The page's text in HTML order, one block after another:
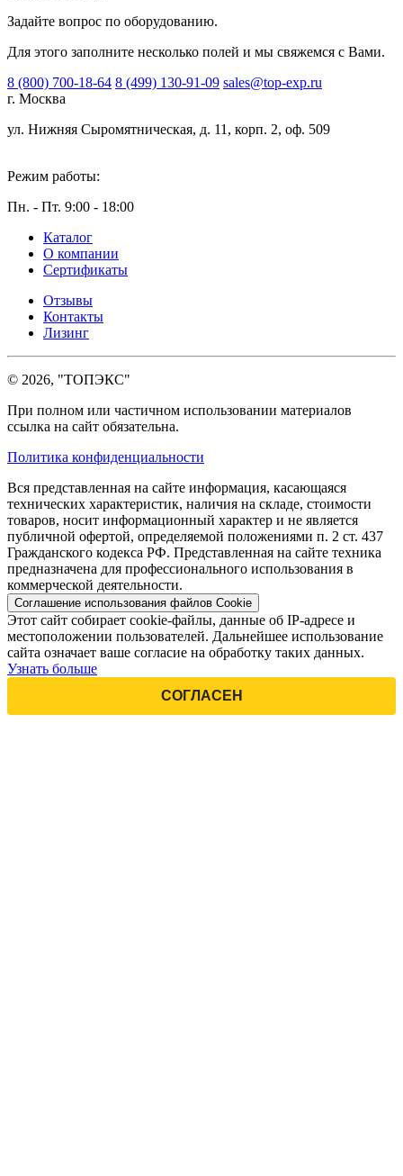
Задайте вопрос по оборудованию.
Для этого заполните несколько полей и мы свяжемся с Вами.
8 (800) 700-18-64 8 (499) 130-91-09 sales@top-exp.ru
г. Москва
ул. Нижняя Сыромятническая, д. 11, корп. 2, оф. 509
Режим работы:
Пн. - Пт. 9:00 - 18:00
Каталог
О компании
Сертификаты
Отзывы
Контакты
Лизинг
© 2026, "ТОПЭКС"
При полном или частичном использовании материалов
ссылка на сайт обязательна.
Политика конфиденциальности
Вся представленная на сайте информация, касающаяся
технических характеристик, наличия на складе, стоимости
товаров, носит информационный характер и не является
публичной офертой, определяемой положениями п. 2 ст. 437
Гражданского кодекса РФ. Представленная на сайте техника
предназначена для профессионального использования в
коммерческой деятельности.
Соглашение использования файлов Cookie
Этот сайт собирает cookie-файлы, данные об IP-адресе и
местоположении пользователей. Дальнейшее использование
сайта означает ваше согласие на обработку таких данных.
Узнать больше
СОГЛАСЕН